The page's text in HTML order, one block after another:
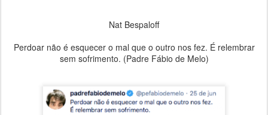
Nat Bespaloff
Perdoar não é esquecer o mal que o outro nos fez. É relembrar
sem sofrimento. (Padre Fábio de Melo)